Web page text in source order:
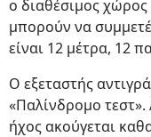
ο διαθέσιμος χώρος
μπορούν να
είναι 12 μέτρα, 12
Ο εξεταστής
«Παλίνδρομο τεστ».
ήχος ακούγεται